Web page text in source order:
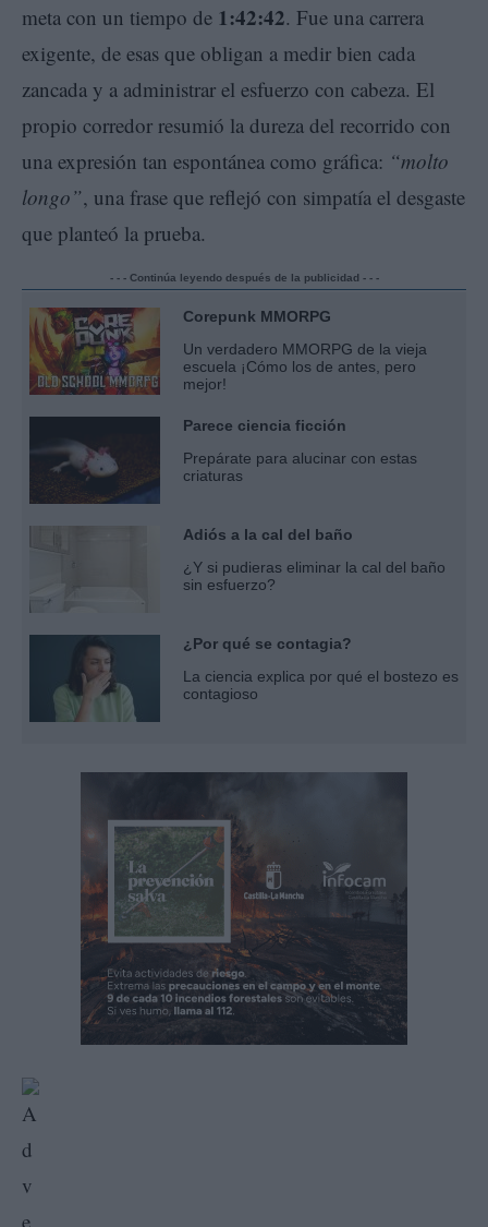
meta con un tiempo de 1:42:42. Fue una carrera
exigente, de esas que obligan a medir bien cada
zancada y a administrar el esfuerzo con cabeza. El
propio corredor resumió la dureza del recorrido con
una expresión tan espontánea como gráfica: “molto
longo”, una frase que reflejó con simpatía el desgaste
que planteó la prueba.
- - - Continúa leyendo después de la publicidad - - -
Corepunk MMORPG
Un verdadero MMORPG de la vieja
escuela ¡Cómo los de antes, pero
mejor!
Parece ciencia ficción
Prepárate para alucinar con estas
criaturas
Adiós a la cal del baño
¿Y si pudieras eliminar la cal del baño
sin esfuerzo?
¿Por qué se contagia?
La ciencia explica por qué el bostezo es
contagioso